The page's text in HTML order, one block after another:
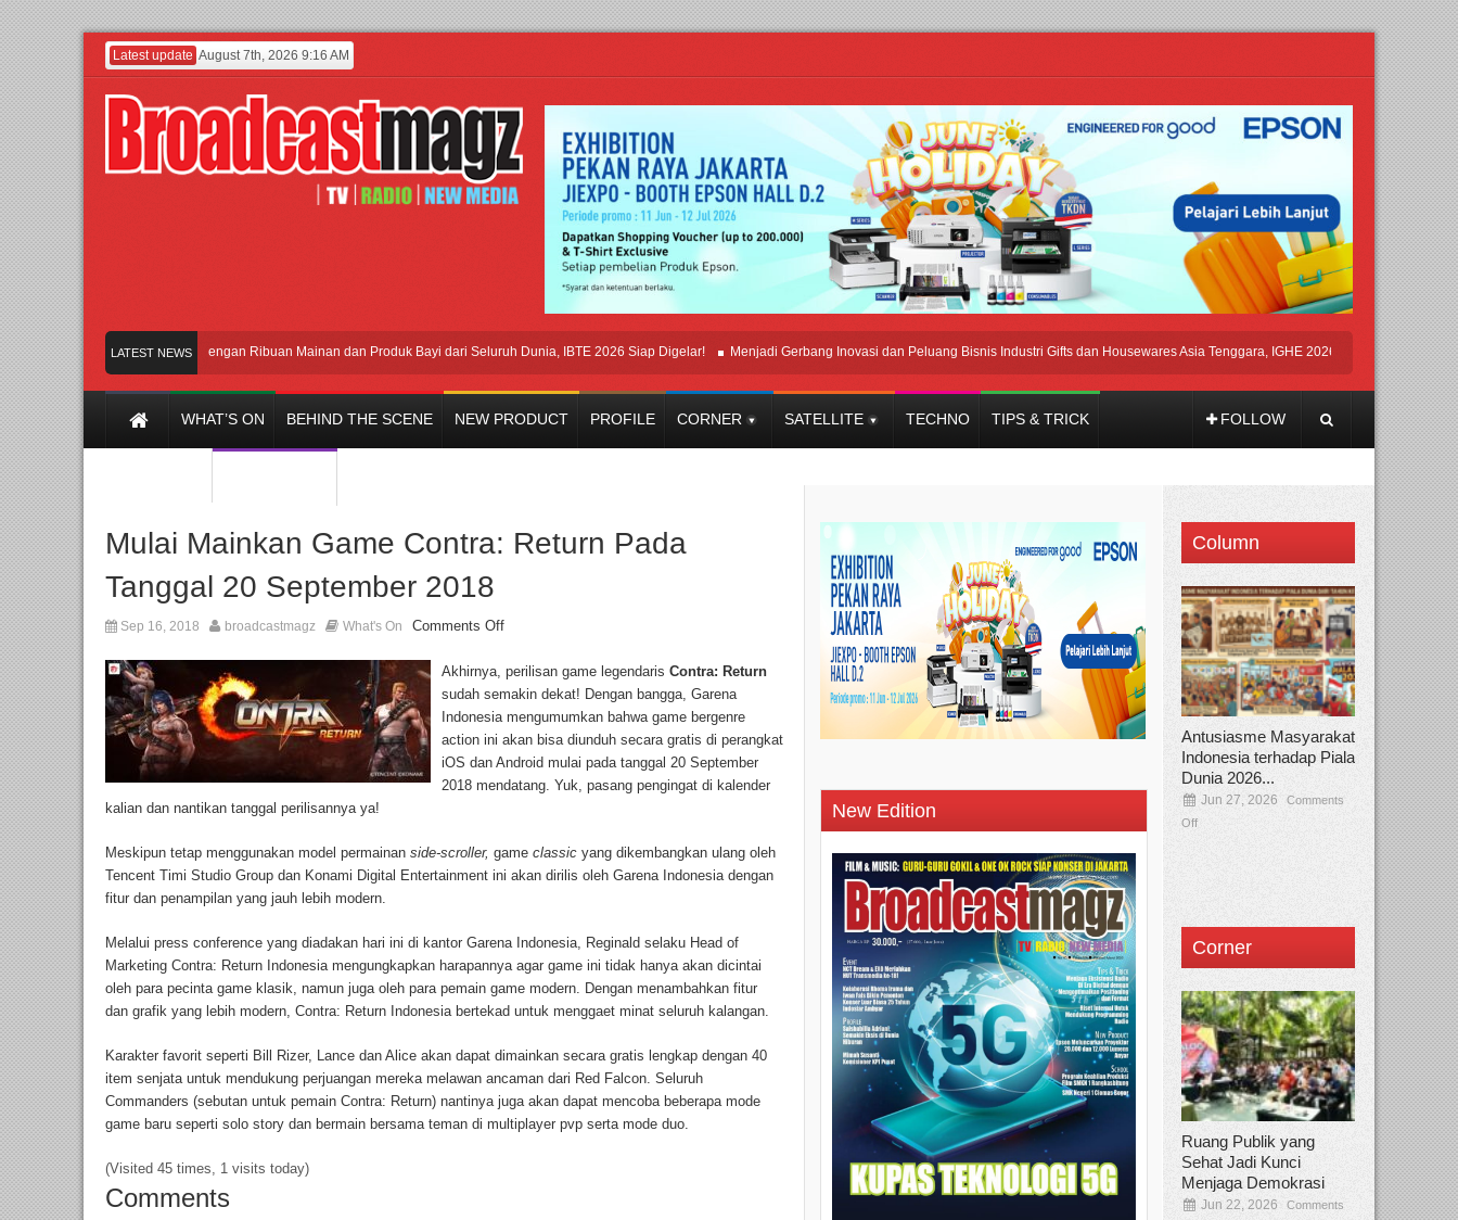
Latest update August 7th, 2026 9:16 AM
LATEST NEWS
Meramaikan Jakarta dengan Ribuan Mainan dan Produk Bayi dari Seluruh Dunia, IBTE 2026 Siap Digelar! Menjadi Gerbang Inovasi dan Peluang Bisnis Industri Gifts dan Housewares Asia Tenggara, IGHE 2026 Kembali Digelar di Jakarta
WHAT’S ON BEHIND THE SCENE NEW PRODUCT PROFILE CORNER SATELLITE TECHNO TIPS & TRICK FOLLOW
Mulai Mainkan Game Contra: Return Pada
Tanggal 20 September 2018
Sep 16, 2018 broadcastmagz What's On Comments Off
Akhirnya, perilisan game legendaris Contra: Return
sudah semakin dekat! Dengan bangga, Garena
Indonesia mengumumkan bahwa game bergenre
action ini akan bisa diunduh secara gratis di perangkat
iOS dan Android mulai pada tanggal 20 September
2018 mendatang. Yuk, pasang pengingat di kalender
kalian dan nantikan tanggal perilisannya ya!
Meskipun tetap menggunakan model permainan side-scroller, game classic yang dikembangkan ulang oleh
Tencent Timi Studio Group dan Konami Digital Entertainment ini akan dirilis oleh Garena Indonesia dengan
fitur dan penampilan yang jauh lebih modern.
Melalui press conference yang diadakan hari ini di kantor Garena Indonesia, Reginald selaku Head of
Marketing Contra: Return Indonesia mengungkapkan harapannya agar game ini tidak hanya akan dicintai
oleh para pecinta game klasik, namun juga oleh para pemain game modern. Dengan menambahkan fitur
dan grafik yang lebih modern, Contra: Return Indonesia bertekad untuk menggaet minat seluruh kalangan.
Karakter favorit seperti Bill Rizer, Lance dan Alice akan dapat dimainkan secara gratis lengkap dengan 40
item senjata untuk mendukung perjuangan mereka melawan ancaman dari Red Falcon. Seluruh
Commanders (sebutan untuk pemain Contra: Return) nantinya juga akan dapat mencoba beberapa mode
game baru seperti solo story dan bermain bersama teman di multiplayer pvp serta mode duo.
(Visited 45 times, 1 visits today)
Comments
New Edition
Column
Antusiasme Masyarakat
Indonesia terhadap Piala
Dunia 2026...
Jun 27, 2026
Comments
Off
Corner
Ruang Publik yang
Sehat Jadi Kunci
Menjaga Demokrasi
Jun 22, 2026
Comments